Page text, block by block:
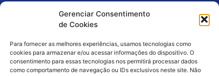
Gerenciar Consentimento
de Cookies
Para fornecer as melhores experiências, usamos tecnologias como
cookies para armazenar e/ou acessar informações do dispositivo. O
consentimento para essas tecnologias nos permitirá processar dados
como comportamento de navegação ou IDs exclusivos neste site. Não
Trabalhe Conosco
Editais
Política de Privacidade